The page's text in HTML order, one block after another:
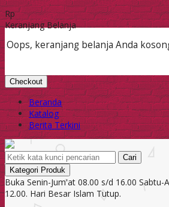
Rp
Keranjang Belanja
Oops, keranjang belanja Anda
Checkout
Beranda
Katalog
Berita Terkini
Cari
Kategori Produk
Buka Senin-Jum'at 08.00 s/d 16.00 Sabtu-
12.00. Hari Besar Islam Tutup.